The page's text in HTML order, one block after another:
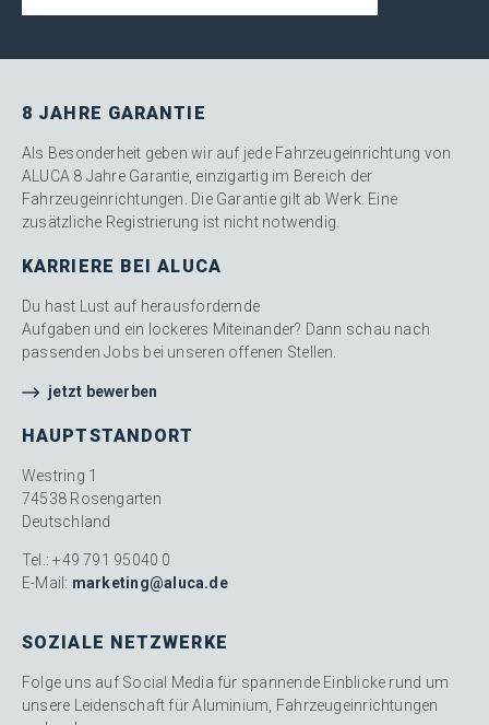
8 JAHRE GARANTIE
Als Besonderheit geben wir auf jede Fahrzeugeinrichtung von
ALUCA 8 Jahre Garantie, einzigartig im Bereich der
Fahrzeugeinrichtungen. Die Garantie gilt ab Werk. Eine
zusätzliche Registrierung ist nicht notwendig.
KARRIERE BEI ALUCA
Du hast Lust auf herausfordernde
Aufgaben und ein lockeres Miteinander? Dann schau nach
passenden Jobs bei unseren offenen Stellen.
jetzt bewerben
HAUPTSTANDORT
Westring 1
74538 Rosengarten
Deutschland
Tel.: +49 791 95040 0
E-Mail: marketing@aluca.de
SOZIALE NETZWERKE
Folge uns auf Social Media für spannende Einblicke rund um
unsere Leidenschaft für Aluminium, Fahrzeugeinrichtungen